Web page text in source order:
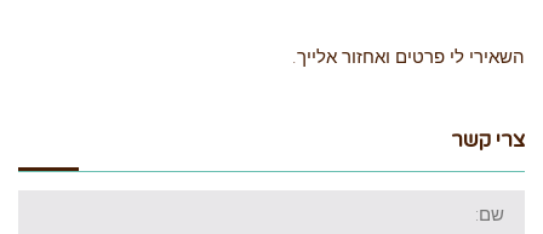
השאירי לי פרטים ואחזור אלייך.
צרי קשר
שם: